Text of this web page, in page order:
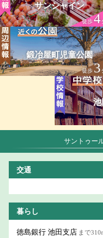
サンシャイン
徒歩4
鍛冶屋町児童公園
徒歩3
サントゥー
交通
暮らし
徳島銀行 池田支店 まで